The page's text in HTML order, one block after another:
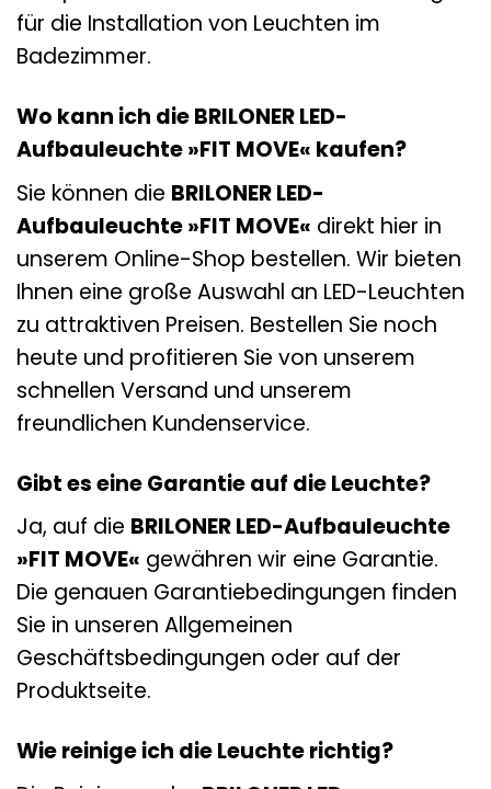
für die Installation von Leuchten im
Badezimmer.
Wo kann ich die BRILONER LED-
Aufbauleuchte »FIT MOVE« kaufen?
Sie können die BRILONER LED-
Aufbauleuchte »FIT MOVE« direkt hier in
unserem Online-Shop bestellen. Wir bieten
Ihnen eine große Auswahl an LED-Leuchten
zu attraktiven Preisen. Bestellen Sie noch
heute und profitieren Sie von unserem
schnellen Versand und unserem
freundlichen Kundenservice.
Gibt es eine Garantie auf die Leuchte?
Ja, auf die BRILONER LED-Aufbauleuchte
»FIT MOVE« gewähren wir eine Garantie.
Die genauen Garantiebedingungen finden
Sie in unseren Allgemeinen
Geschäftsbedingungen oder auf der
Produktseite.
Wie reinige ich die Leuchte richtig?